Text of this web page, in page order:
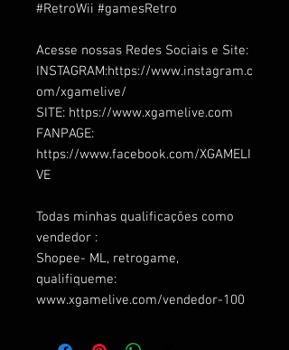
#RetroWii #gamesRetro
Acesse nossas Redes Sociais e Site:
INSTAGRAM:https://www.instagram.c
om/xgamelive/
SITE: https://www.xgamelive.com
FANPAGE:
https://www.facebook.com/XGAMELI
VE
Todas minhas qualificações como
vendedor :
Shopee- ML, retrogame,
qualifiqueme:
www.xgamelive.com/vendedor-100